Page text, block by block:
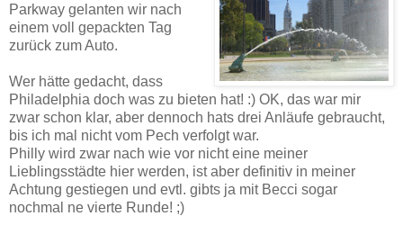
Parkway gelanten wir nach
einem voll gepackten Tag
zurück zum Auto.
Wer hätte gedacht, dass
Philadelphia doch was zu bieten hat! :) OK, das war mir
zwar schon klar, aber dennoch hats drei Anläufe gebraucht,
bis ich mal nicht vom Pech verfolgt war.
Philly wird zwar nach wie vor nicht eine meiner
Lieblingsstädte hier werden, ist aber definitiv in meiner
Achtung gestiegen und evtl. gibts ja mit Becci sogar
nochmal ne vierte Runde! ;)